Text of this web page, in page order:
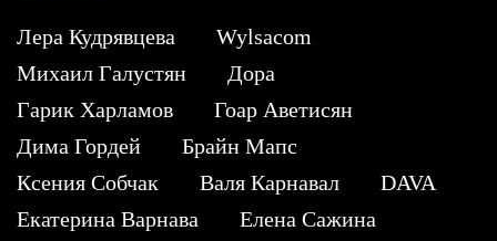
Лера Кудрявцева
Wylsacom
Михаил Галустян
Дора
Гарик Харламов
Гоар Аветисян
Дима Гордей
Брайн Мапс
Ксения Собчак
Валя Карнавал
DAVA
Екатерина Варнава
Елена Сажина